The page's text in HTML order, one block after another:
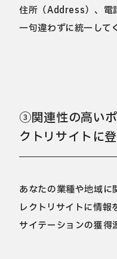
住所（Address）、電
一句違わずに統一して
③関連性の高い
クトリサイトに
あなたの業種や地域に
レクトリサイトに情
サイテーションの獲得